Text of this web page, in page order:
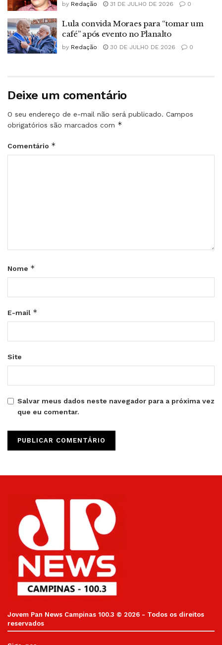
by Redação 31 DE JULHO DE 2026 0
Lula convida Moraes para “tomar um
café” após evento no Planalto
by Redação 30 DE JULHO DE 2026 0
Deixe um comentário
O seu endereço de e-mail não será publicado. Campos
obrigatórios são marcados com *
Comentário *
Nome *
E-mail *
Site
Salvar meus dados neste navegador para a próxima vez
que eu comentar.
Jovem Pan News Campinas 100.3 © 2026 - Todos os direitos
reservados